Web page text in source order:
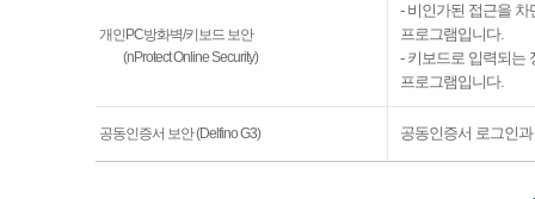
개인PC방화벽/키보드 보안
(nProtect Online Security)
- 비인가된 접근을
프로그램입니다.
- 키보드로 입력되는
프로그램입니다.
공동인증서 보안 (Delfino G3) 공동인증서 로그인